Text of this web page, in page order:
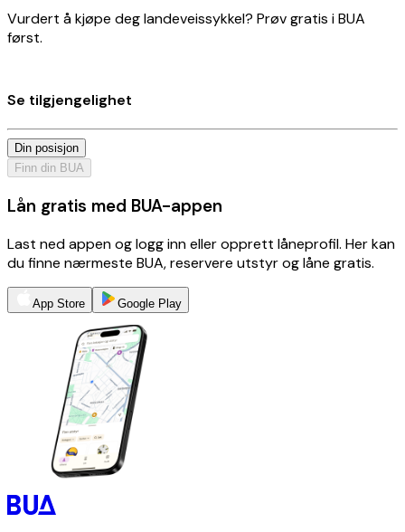
Vurdert å kjøpe deg landeveissykkel? Prøv gratis i BUA
først.
Se tilgjengelighet
Din posisjon
Finn din BUA
Lån gratis med BUA-appen
Last ned appen og logg inn eller opprett låneprofil. Her kan
du finne nærmeste BUA, reservere utstyr og låne gratis.
App Store Google Play